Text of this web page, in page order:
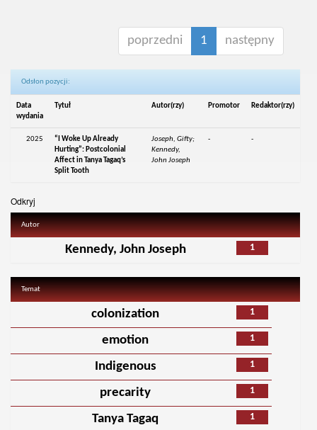
poprzedni 1 następny
Odsłon pozycji:
Data
wydania
Tytuł Autor(rzy) Promotor Redaktor(rzy)
2025
“I Woke Up Already
Hurting”: Postcolonial
Affect in Tanya Tagaq’s
Split Tooth
Joseph, Gifty;
Kennedy,
John Joseph
- -
Odkryj
Autor
1
Kennedy, John Joseph
Temat
1
colonization
1
emotion
1
Indigenous
1
precarity
1
Tanya Tagaq